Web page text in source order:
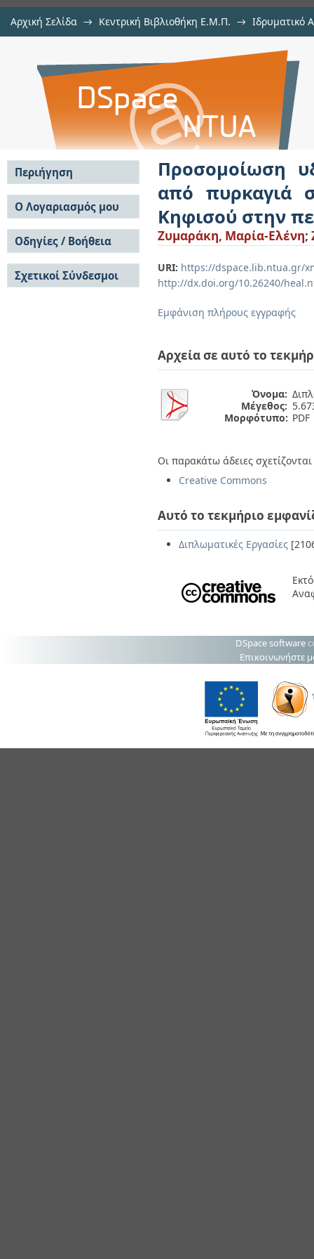
Αρχική Σελίδα → Κεντρική Βιβλιοθήκη Ε.Μ.Π. → Ιδρυματικό
Προσομοίωση υδρολογικής
τμήμα της λεκάνης απορροής
Αττικής.
Προσομοίωση
από πυρκαγιά
Κηφισού στην
Ζυμαράκη, Μαρία-Ελένη;
URI: https://dspace.lib.ntua.gr/
http://dx.doi.org/10.26240/
Εμφάνιση πλήρους εγγραφής
Αρχεία σε αυτό το
Όνομα:
Μέγεθος:
Μορφότυπο: PDF
Οι παρακάτω άδειες
Creative Commons
Αυτό το τεκμήριο
Διπλωματικές Εργασίες
Περιήγηση
Σε όλο το DSpace
Κοινότητες & Συλλογές
Ανά Ημερομηνία
Έκδοσης
Συγγραφείς
Τίτλοι
Θέματα
Ο Λογαριασμός μου
Σύνδεση
Εγγραφή
Οδηγίες / Βοήθεια
Οδηγίες Υποβολής
Οδηγίες Χρήσης ΙΑ
Συχνές Ερωτήσεις
Σχετικοί Σύνδεσμοι
DSpace software
Επικοινωνήστε